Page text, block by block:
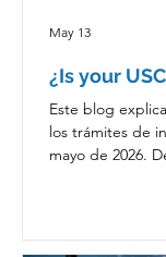
¿Is your
Este blog
los trámites de
mayo de 2026.
directamente
May 13